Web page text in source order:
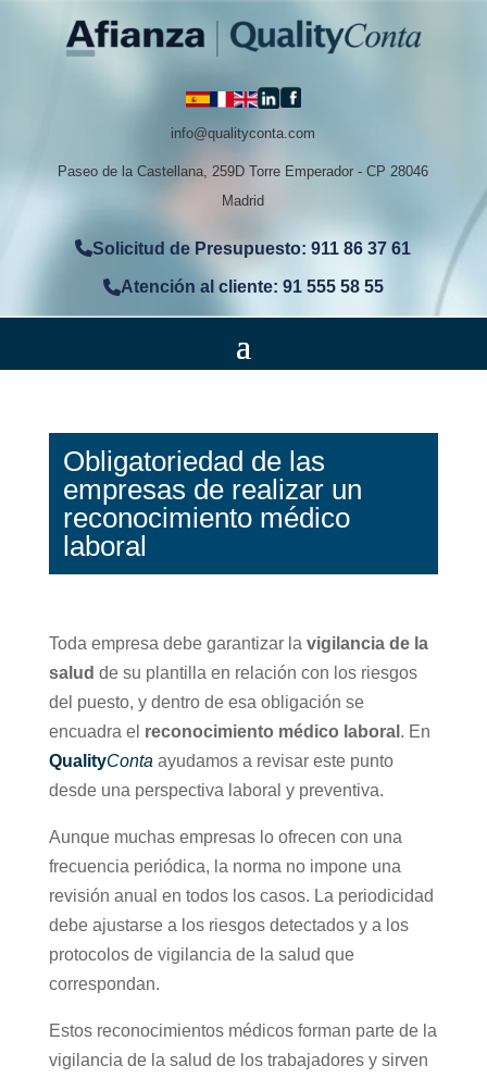
info@qualityconta.com
Paseo de la Castellana, 259D Torre Emperador - CP 28046
Madrid
Solicitud de Presupuesto: 911 86 37 61
Atención al cliente: 91 555 58 55
Obligatoriedad de las
empresas de realizar un
reconocimiento médico
laboral
Toda empresa debe garantizar la vigilancia de la
salud de su plantilla en relación con los riesgos
del puesto, y dentro de esa obligación se
encuadra el reconocimiento médico laboral . En
QualityConta ayudamos a revisar este punto
desde una perspectiva laboral y preventiva.
Aunque muchas empresas lo ofrecen con una
frecuencia periódica, la norma no impone una
revisión anual en todos los casos. La periodicidad
debe ajustarse a los riesgos detectados y a los
protocolos de vigilancia de la salud que
correspondan.
Estos reconocimientos médicos forman parte de la
vigilancia de la salud de los trabajadores y sirven